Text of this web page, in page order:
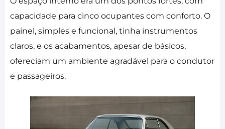
capacidade para cinco ocupantes com conforto. O
painel, simples e funcional, tinha instrumentos
claros, e os acabamentos, apesar de básicos,
ofereciam um ambiente agradável para o condutor
e passageiros.